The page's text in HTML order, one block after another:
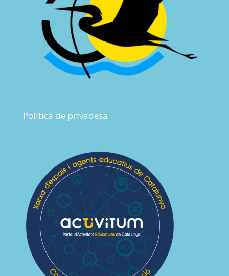
Política de privadesa